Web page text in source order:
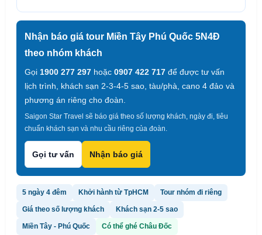
Nhận báo giá tour Miền Tây Phú Quốc 5N4Đ
theo nhóm khách
Gọi 1900 277 297 hoặc 0907 422 717 để được tư vấn
lịch trình, khách sạn 2-3-4-5 sao, tàu/phà, cano 4 đảo và
phương án riêng cho đoàn.
Saigon Star Travel sẽ báo giá theo số lượng khách, ngày đi, tiêu
chuẩn khách sạn và nhu cầu riêng của đoàn.
Gọi tư vấn Nhận báo giá
5 ngày 4 đêm Khởi hành từ TpHCM Tour nhóm đi riêng
Giá theo số lượng khách Khách sạn 2-5 sao
Miền Tây - Phú Quốc Có thể ghé Châu Đốc